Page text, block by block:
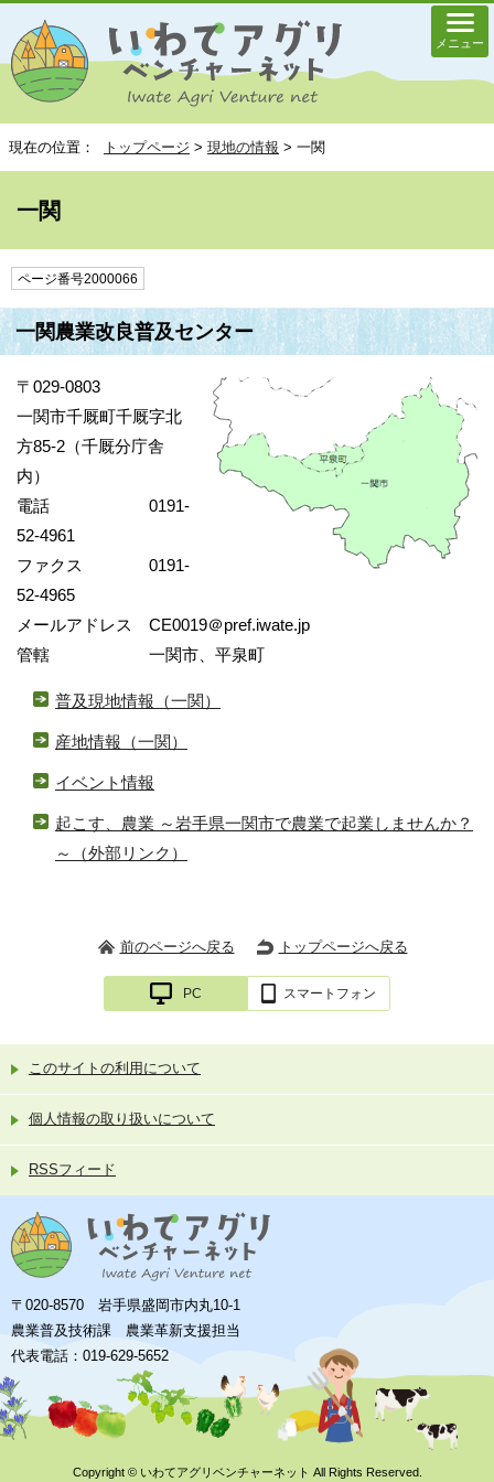
メニュー
現在の位置： トップページ > 現地の情報 > 一関
一関
ページ番号2000066
一関農業改良普及センター
〒029-0803
一関市千厩町千厩字北
方85-2（千厩分庁舎
内）
電話 0191-
52-4961
ファクス 0191-
52-4965
メールアドレス CE0019＠pref.iwate.jp
管轄 一関市、平泉町
普及現地情報（一関）
産地情報（一関）
イベント情報
起こす、農業 ～岩手県一関市で農業で起業しませんか？
～
（外部リンク）
前のページへ戻る トップページへ戻る
PC スマートフォン
このサイトの利用について
個人情報の取り扱いについて
RSSフィード
〒020-8570 岩手県盛岡市内丸10-1
農業普及技術課 農業革新支援担当
代表電話：019-629-5652
Copyright © いわてアグリベンチャーネット All Rights Reserved.